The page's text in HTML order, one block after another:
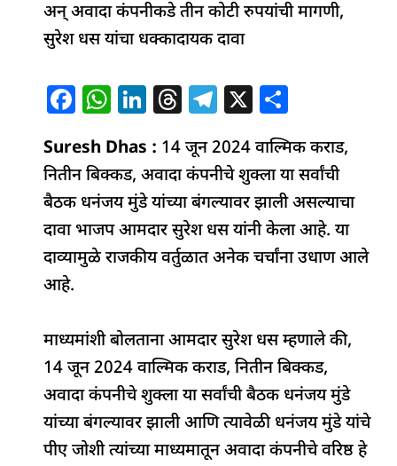
अन् अवादा कंपनीकडे तीन कोटी रुपयांची मागणी,
सुरेश धस यांचा धक्कादायक दावा
F
c
e
b
o
o
W
at
s
A
p
p
Li
k
e
dI
n
T
re
a
d
s
T
e
g
ra
m
X
ar
e
Suresh Dhas : 14 जून 2024 वाल्मिक कराड,
नितीन बिक्कड, अवादा कंपनीचे शुक्ला या सर्वांची
बैठक धनंजय मुंडे यांच्या बंगल्यावर झाली असल्याचा
दावा भाजप आमदार सुरेश धस यांनी केला आहे. या
दाव्यामुळे राजकीय वर्तुळात अनेक चर्चांना उधाण आले
आहे.
माध्यमांशी बोलताना आमदार सुरेश धस म्हणाले की,
14 जून 2024 वाल्मिक कराड, नितीन बिक्कड,
अवादा कंपनीचे शुक्ला या सर्वांची बैठक धनंजय मुंडे
यांच्या बंगल्यावर झाली आणि त्यावेळी धनंजय मुंडे यांचे
पीए जोशी त्यांच्या माध्यमातून अवादा कंपनीचे वरिष्ठ हे